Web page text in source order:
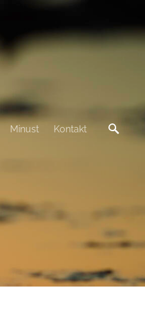
Minust Kontakt